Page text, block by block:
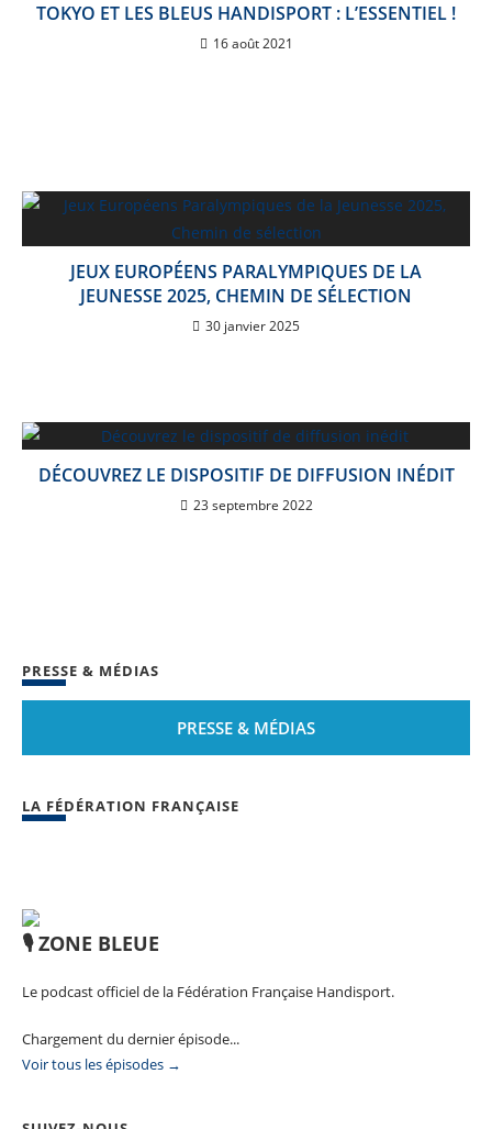
TOKYO ET LES BLEUS HANDISPORT : L’ESSENTIEL !
16 août 2021
JEUX EUROPÉENS PARALYMPIQUES DE LA
JEUNESSE 2025, CHEMIN DE SÉLECTION
30 janvier 2025
DÉCOUVREZ LE DISPOSITIF DE DIFFUSION INÉDIT
23 septembre 2022
PRESSE & MÉDIAS
PRESSE & MÉDIAS
LA FÉDÉRATION FRANÇAISE
🎙️ ZONE BLEUE
Le podcast officiel de la Fédération Française Handisport.
Chargement du dernier épisode...
Voir tous les épisodes →